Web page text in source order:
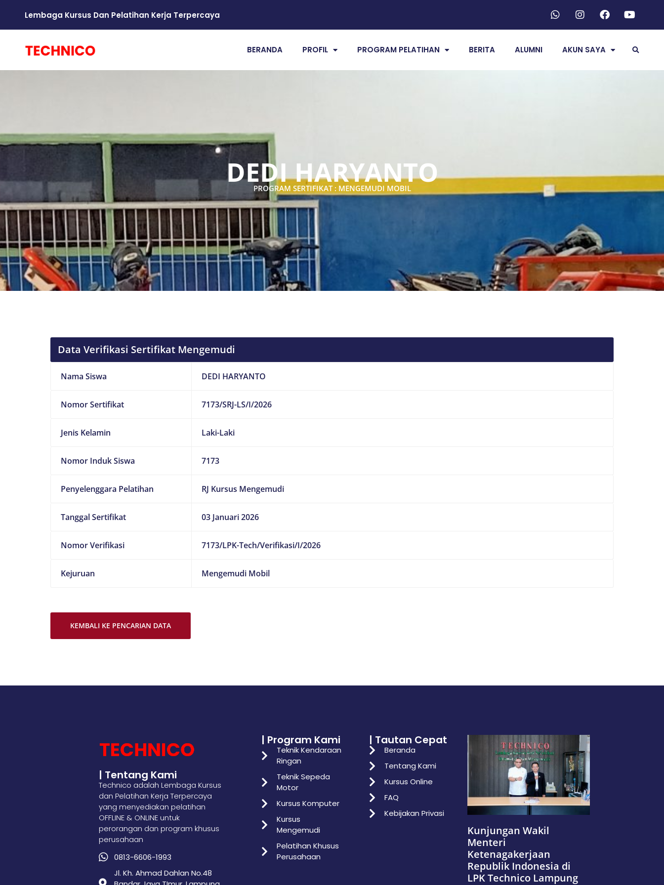
Lembaga Kursus Dan Pelatihan Kerja Terpercaya
BERANDA PROFIL PROGRAM PELATIHAN BERITA ALUMNI AKUN SAYA
DEDI HARYANTO
PROGRAM SERTIFIKAT : MENGEMUDI MOBIL
Data Verifikasi Sertifikat Mengemudi
Nama Siswa DEDI HARYANTO
Nomor Sertifikat 7173/SRJ-LS/I/2026
Jenis Kelamin Laki-Laki
Nomor Induk Siswa 7173
Penyelenggara Pelatihan RJ Kursus Mengemudi
Tanggal Sertifikat 03 Januari 2026
Nomor Verifikasi 7173/LPK-Tech/Verifikasi/I/2026
Kejuruan Mengemudi Mobil
KEMBALI KE PENCARIAN DATA
| Tentang Kami
Technico adalah Lembaga Kursus
dan Pelatihan Kerja Terpercaya
yang menyediakan pelatihan
OFFLINE & ONLINE untuk
perorangan dan program khusus
perusahaan
0813-6606-1993
Jl. Kh. Ahmad Dahlan No.48
| Program Kami
Teknik Kendaraan
Ringan
Teknik Sepeda
Motor
Kursus Komputer
Kursus
Mengemudi
Pelatihan Khusus
Perusahaan
| Tautan Cepat
Beranda
Tentang Kami
Kursus Online
FAQ
Kebijakan Privasi
Kunjungan Wakil
Menteri
Ketenagakerjaan
Republik Indonesia di
LPK Technico Lampung